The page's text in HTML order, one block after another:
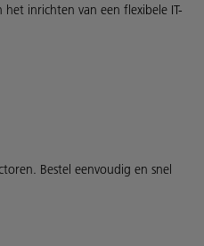
inrichten van een flexibele IT-
Bestel eenvoudig en snel